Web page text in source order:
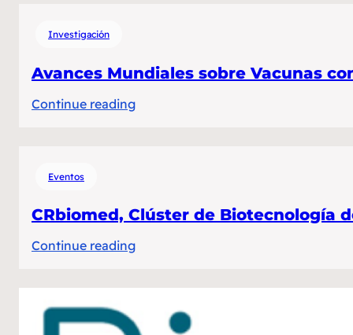
Investigación
Avances Mundiales sobre Vacunas
Continue reading:
contra
19
principios
Eventos
CRbiomed, Clúster de Biotecnología
Continue reading:
Clúster
Biotecnología